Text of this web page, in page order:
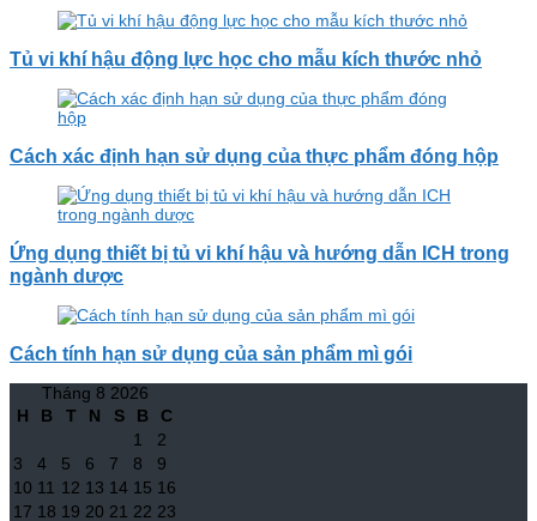
Tủ vi khí hậu động lực học cho mẫu kích thước nhỏ
Cách xác định hạn sử dụng của thực phẩm đóng hộp
Ứng dụng thiết bị tủ vi khí hậu và hướng dẫn ICH trong
ngành dược
Cách tính hạn sử dụng của sản phẩm mì gói
Tháng 8 2026
H
B T N S B
C
1
2
3
4 5 6 7 8
9
10 11 12 13 14 15 16
17 18 19 20 21 22 23